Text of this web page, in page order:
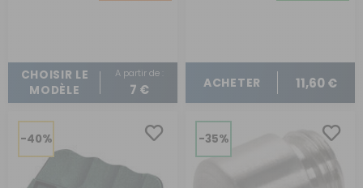
CHOISIR LE
MODÈLE
A partir de :
7 € ACHETER 11,60 €
-40% -35%